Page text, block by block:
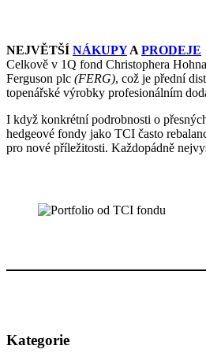
NEJVĚTŠÍ NÁKUPYA PRODEJE
Celkově v 1Q fond Christophera
Ferguson plc (FERG), což je přední
topenářské výrobky profesionálním
I když konkrétní podrobnosti o
hedgeové fondy jako TCI často
pro nové příležitosti​. Každopádně
Kategorie